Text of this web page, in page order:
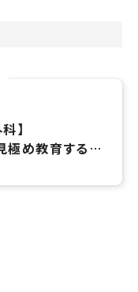
】
極め教育するこ
外科 竹江 渉先